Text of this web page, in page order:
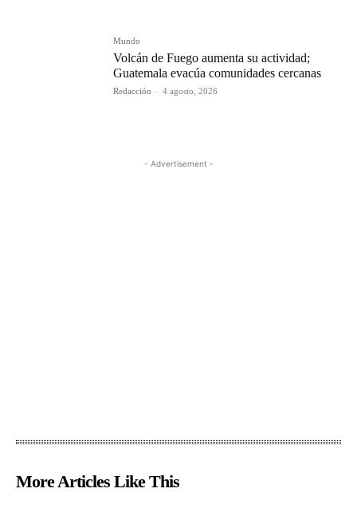
Mundo
Volcán de Fuego aumenta su actividad;
Guatemala evacúa comunidades cercanas
Redacción - 4 agosto, 2026
- Advertisement -
More Articles Like This